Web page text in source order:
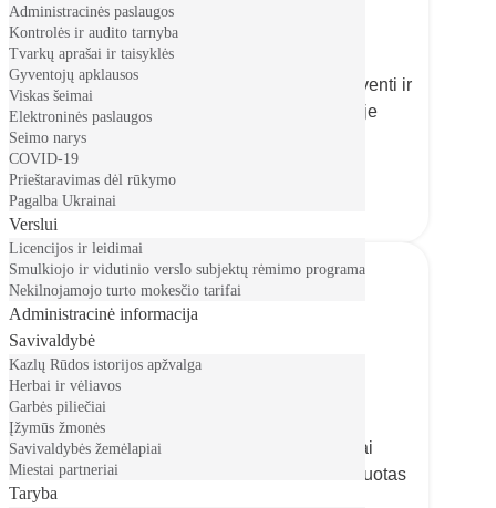
Administracinės paslaugos
Kontrolės ir audito tarnyba
Tvarkų aprašai ir taisyklės
Gyventojų apklausos
Viskas šeimai
Elektroninės paslaugos
Seimo narys
COVID-19
Prieštaravimas dėl rūkymo
Pagalba Ukrainai
Verslui
Licencijos ir leidimai
Smulkiojo ir vidutinio verslo subjektų rėmimo programa
Nekilnojamojo turto mokesčio tarifai
Administracinė informacija
Savivaldybė
Kazlų Rūdos istorijos apžvalga
Herbai ir vėliavos
Garbės piliečiai
Įžymūs žmonės
Savivaldybės žemėlapiai
Miestai partneriai
Taryba
Grįžk į Kazlų Rūdą
Informacija apie galimybes grįžti gyventi ir
dirbti Kazlų Rūdos savivaldybėje
savivaldybės reguliavimo sričiai
priskirtose įstaigose/įmonėse aktyvuotas